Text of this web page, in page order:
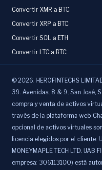
Convertir XMR a BTC
Convertir XRP a BTC
Convertir SOL a ETH
Convertir LTC a BTC
© 2026. HEROFINTECHS
39. Avenidas, 8 & 9, San José,
compra y venta de activos
través de la plataforma web
opcional de activos virtuales
licencia elegidos por el cliente:
MONEYMAPLE TECH LTD. UAB
empresa: 306113100) está